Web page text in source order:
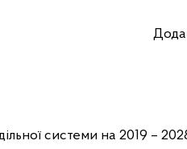
системи на 2019 –